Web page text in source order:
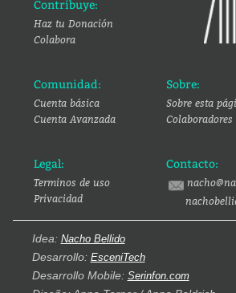
Contribuye:
Haz tu Donación
Colabora
Comunidad:
Cuenta básica
Cuenta Avanzada
Sobre:
Sobre esta
Colaboradores
Legal:
Terminos de uso
Privacidad
Contacto:
Idea: Nacho Bellido
Desarrollo: EsceniTech
Desarrollo Mobile: Serinfon.com